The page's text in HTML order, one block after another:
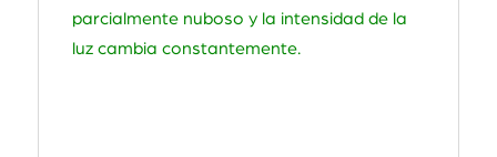
parcialmente nuboso y la intensidad de la
luz cambia constantemente.